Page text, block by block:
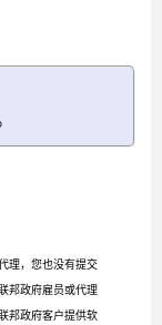
理，您也没有提交
邦政府雇员或代理
邦政府客户提供软